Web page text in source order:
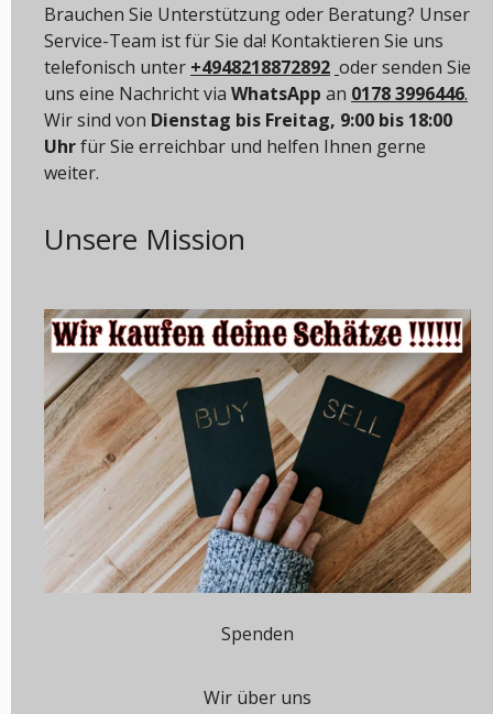
Brauchen Sie Unterstützung oder Beratung? Unser
Service-Team ist für Sie da! Kontaktieren Sie uns
telefonisch unter +4948218872892 oder senden Sie
uns eine Nachricht via WhatsApp an 0178 3996446.
Wir sind von Dienstag bis Freitag, 9:00 bis 18:00
Uhrfür Sie erreichbar und helfen Ihnen gerne
weiter.
Unsere Mission
Spenden
Wir über uns